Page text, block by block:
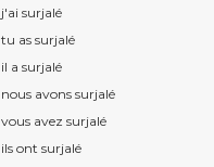
j'ai surjalé
tu as surjalé
il a surjalé
nous avons surjalé
vous avez surjalé
ils ont surjalé